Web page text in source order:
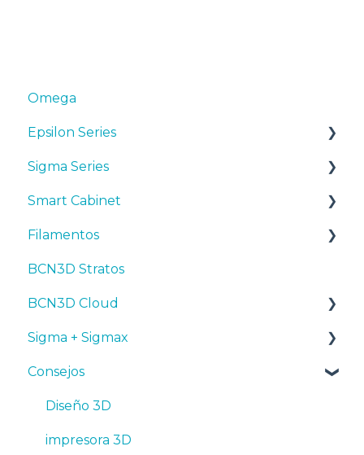
Omega
Epsilon Series
Manuales y Descargas
Primeros pasos
Mantenimiento
Consejos
Resolución de problemas
Sigma Series
Manuales y descargas
Primeros pasos
Mantenimiento
Consejos
Troubleshooting
Smart Cabinet
Manuales y Descargas
Primeros pasos
Mantenimiento
Resolución de problemas
Filamentos
Consejos
PLA
Tough PLA
TPU
PET-G
BVOH
BCN3D Stratos
BCN3D Cloud
BCN3D Cloud Teams
Sigma + Sigmax
Manuales y descargas
Primeros pasos
Mantenimiento
Consejos
Diseño 3D
impresora 3D